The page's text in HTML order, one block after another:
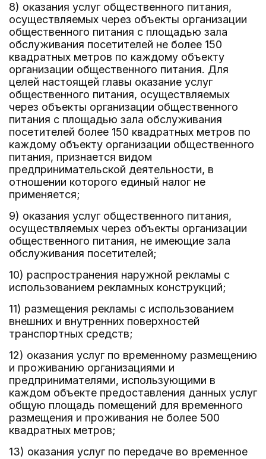
8) оказания услуг общественного питания,
осуществляемых через объекты организации
общественного питания с площадью зала
обслуживания посетителей не более 150
квадратных метров по каждому объекту
организации общественного питания. Для
целей настоящей главы оказание услуг
общественного питания, осуществляемых
через объекты организации общественного
питания с площадью зала обслуживания
посетителей более 150 квадратных метров по
каждому объекту организации общественного
питания, признается видом
предпринимательской деятельности, в
отношении которого единый налог не
применяется;
9) оказания услуг общественного питания,
осуществляемых через объекты организации
общественного питания, не имеющие зала
обслуживания посетителей;
10) распространения наружной рекламы с
использованием рекламных конструкций;
11) размещения рекламы с использованием
внешних и внутренних поверхностей
транспортных средств;
12) оказания услуг по временному размещению
и проживанию организациями и
предпринимателями, использующими в
каждом объекте предоставления данных услуг
общую площадь помещений для временного
размещения и проживания не более 500
квадратных метров;
13) оказания услуг по передаче во временное